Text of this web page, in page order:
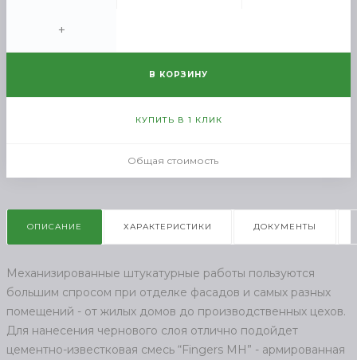
+
В КОРЗИНУ
КУПИТЬ В 1 КЛИК
Общая стоимость
ОПИСАНИЕ ХАРАКТЕРИСТИКИ ДОКУМЕНТЫ
Механизированные штукатурные работы пользуются
большим спросом при отделке фасадов и самых разных
помещений - от жилых домов до производственных цехов.
Для нанесения чернового слоя отлично подойдет
цементно-известковая смесь “Fingers МН” - армированная